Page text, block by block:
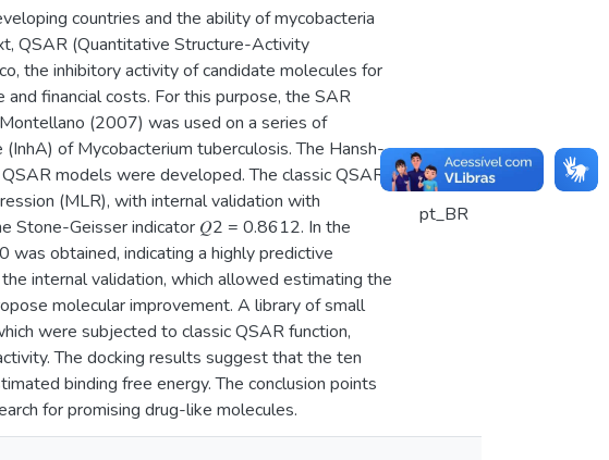
countries and the ability of mycobacteria
QSAR (Quantitative Structure-Activity
the inhibitory activity of candidate molecules for
financial costs. For this purpose, the SAR
(2007) was used on a series of
of Mycobacterium tuberculosis. The Hansh-
models were developed. The classic QSAR
(MLR), with internal validation with
Stone-Geisser indicator 𝑄2 = 0.8612. In the
obtained, indicating a highly predictive
internal validation, which allowed estimating the
molecular improvement. A library of small
were subjected to classic QSAR function,
The docking results suggest that the ten
binding free energy. The conclusion points
for promising drug-like molecules.
pt_BR